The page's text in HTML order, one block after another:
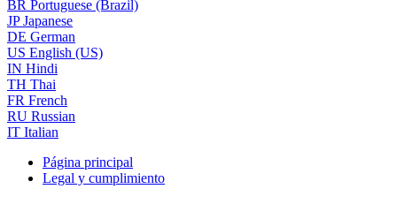
BR Portuguese (Brazil)
JP Japanese
DE German
US English (US)
IN Hindi
TH Thai
FR French
RU Russian
IT Italian
Página principal
Legal y cumplimiento